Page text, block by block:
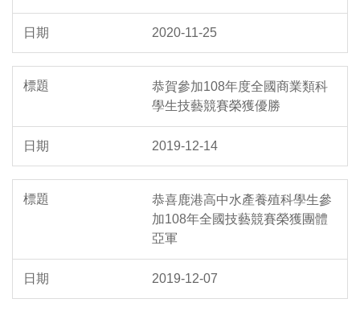
2020-11-25
恭賀參加108年度全國商業類科
學生技藝競賽榮獲優勝
2019-12-14
恭喜鹿港高中水產養殖科學生參
加108年全國技藝競賽榮獲團體
亞軍
2019-12-07